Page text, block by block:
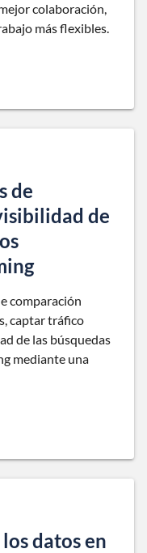
colaboración,
más flexibles.
de
de
comparación
captar tráfico
de las búsquedas
mediante una
datos en